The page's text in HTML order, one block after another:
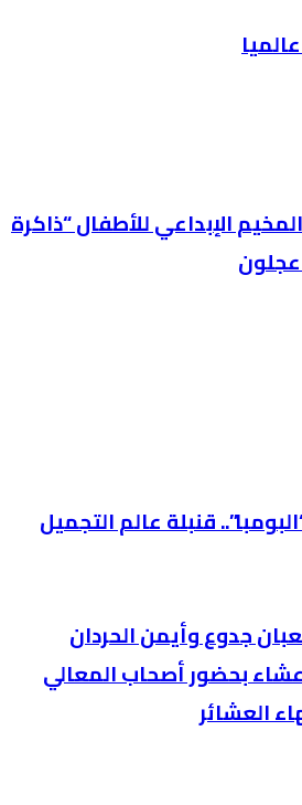
الإبداعي للأطفال “ذاكرة
عجلون
قنبلة عالم التجميل
جدوع وأيمن الحردان
بحضور أصحاب المعالي
العشائر